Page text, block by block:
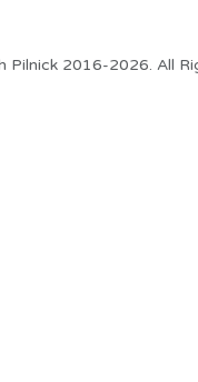
Pilnick 2016-2026. All